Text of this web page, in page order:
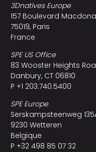
3Dnatives Europe
157 Boulevard
75019, Paris
France
SPE US Office
83 Wooster Heights
Danbury, CT 06810
P +1 203.740.5400
SPE Europe
Serskampsteenweg
9230 Wetteren
Belgique
P +32 498 85 07 32